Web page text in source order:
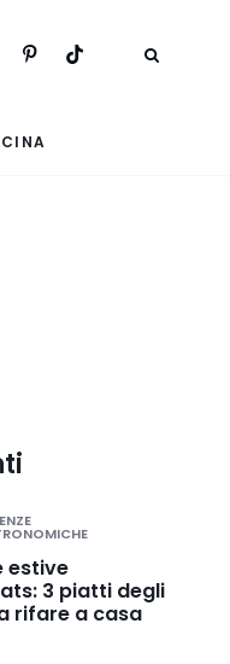
estive
3 piatti degli
rifare a casa